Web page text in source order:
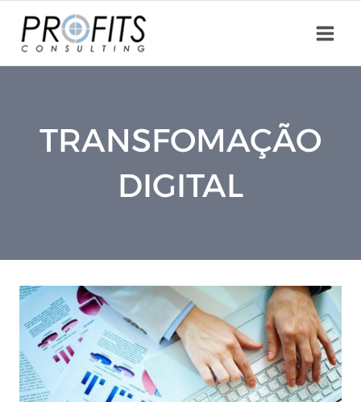
content
TRANSFOMAÇÃO
DIGITAL